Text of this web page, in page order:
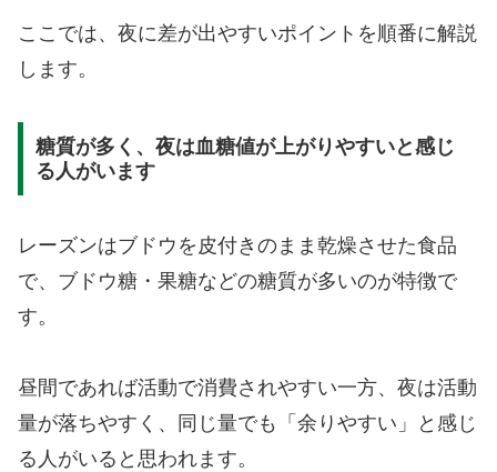
ここでは、夜に差が出やすいポイントを順番に解説
します。
糖質が多く、夜は血糖値が上がりやすいと感じ
る人がいます
レーズンはブドウを皮付きのまま乾燥させた食品
で、ブドウ糖・果糖などの糖質が多いのが特徴で
す。
昼間であれば活動で消費されやすい一方、夜は活動
量が落ちやすく、同じ量でも「余りやすい」と感じ
る人がいると思われます。